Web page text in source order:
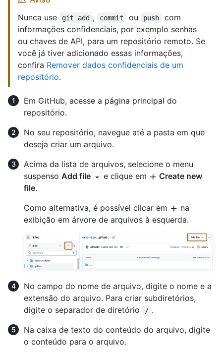
Nunca use
git add , commit ou push
com
informações confidenciais, por exemplo senhas
ou chaves de API, para um repositório remoto. Se
você já tiver adicionado essas informações,
confira Remover dados confidenciais de um
repositório.
Em GitHub, acesse a página principal do
repositório.
No seu repositório, navegue até a pasta em que
deseja criar um arquivo.
Acima da lista de arquivos, selecione o menu
suspenso Add file e clique em
Create new
file.
Como alternativa, é possível clicar em
na
exibição em árvore de arquivos à esquerda.
No campo do nome de arquivo, digite o nome e a
extensão do arquivo. Para criar subdiretórios,
digite o separador de diretório
/ .
Na caixa de texto do conteúdo do arquivo, digite
o conteúdo para o arquivo.